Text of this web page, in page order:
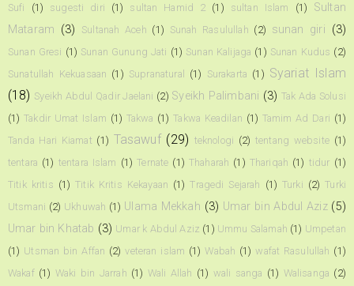
Sufi
(1) sugesti diri (1) sultan Hamid 2 (1) sultan Islam (1)
Sultan
Mataram (3) Sultanah Aceh (1) Sunah Rasulullah (2) sunan giri (3)
Sunan Gresi (1) Sunan Gunung Jati (1) Sunan Kalijaga (1) Sunan Kudus (2)
Sunatullah Kekuasaan (1) Supranatural (1) Surakarta (1) Syariat Islam
(18) Syeikh Abdul Qadir Jaelani (2) Syeikh Palimbani (3) Tak Ada Solusi
(1) Takdir Umat Islam (1) Takwa (1) Takwa Keadilan (1) Tamim Ad Dari (1)
Tanda Hari Kiamat (1) Tasawuf (29) teknologi (2) tentang website (1)
tentara (1) tentara Islam (1) Ternate (1) Thaharah (1) Thariqah (1) tidur (1)
Titik kritis (1) Titik Kritis Kekayaan (1) Tragedi Sejarah (1) Turki (2) Turki
Utsmani (2) Ukhuwah (1) Ulama Mekkah (3) Umar bin Abdul Aziz (5)
Umar bin Khatab (3) Umar k Abdul Aziz (1) Ummu Salamah (1) Umpetan
(1) Utsman bin Affan (2) veteran islam (1) Wabah (1) wafat Rasulullah (1)
Wakaf (1) Waki bin Jarrah (1) Wali Allah (1) wali sanga (1) Walisanga (2)